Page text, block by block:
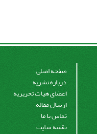
صفحه اصلی
درباره نشریه
اعضای هیات تحریریه
ارسال مقاله
تماس با ما
نقشه سایت